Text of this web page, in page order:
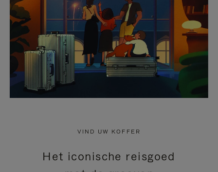
HEFFEN
VIND UW KOFFER
Het iconische reisgoed